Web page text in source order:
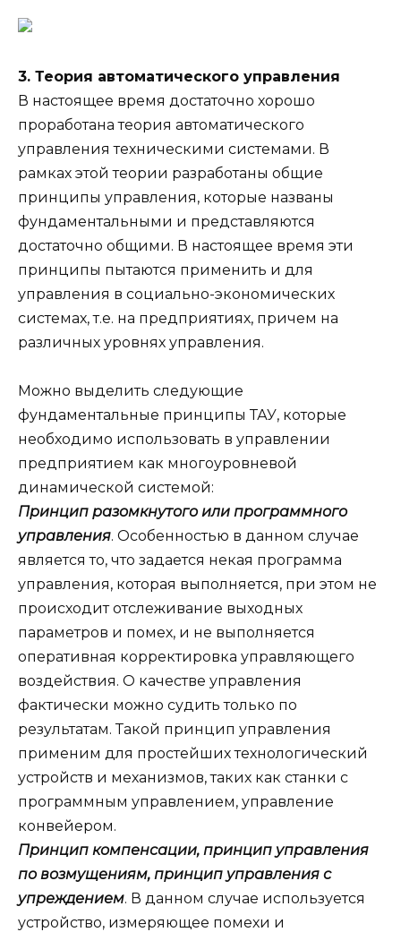
3. Теория автоматического управления
В настоящее время достаточно хорошо
проработана теория автоматического
управления техническими системами. В
рамках этой теории разработаны общие
принципы управления, которые названы
фундаментальными и представляются
достаточно общими. В настоящее время эти
принципы пытаются применить и для
управления в социально-экономических
системах, т.е. на предприятиях, причем на
различных уровнях управления.
Можно выделить следующие
фундаментальные принципы ТАУ, которые
необходимо использовать в управлении
предприятием как многоуровневой
динамической системой:
Принцип разомкнутого или программного
управления. Особенностью в данном случае
является то, что задается некая программа
управления, которая выполняется, при этом не
происходит отслеживание выходных
параметров и помех, и не выполняется
оперативная корректировка управляющего
воздействия. О качестве управления
фактически можно судить только по
результатам. Такой принцип управления
применим для простейших технологический
устройств и механизмов, таких как станки с
программным управлением, управление
конвейером.
Принцип компенсации, принцип управления
по возмущениям, принцип управления с
упреждением. В данном случае используется
устройство, измеряющее помехи и